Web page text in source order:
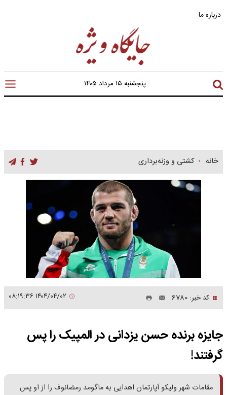
درباره ما
پنجشنبه ۱۵ مرداد ۱۴۰۵
خانه کشتی و وزنه‌برداری
کد خبر: 6780
جایزه برنده حسن یزدانی در المپیک را پس
گرفتند!
مقامات شهر ولیکو آپارتمان اهدایی به ماگومد رمضانوف را از او پس